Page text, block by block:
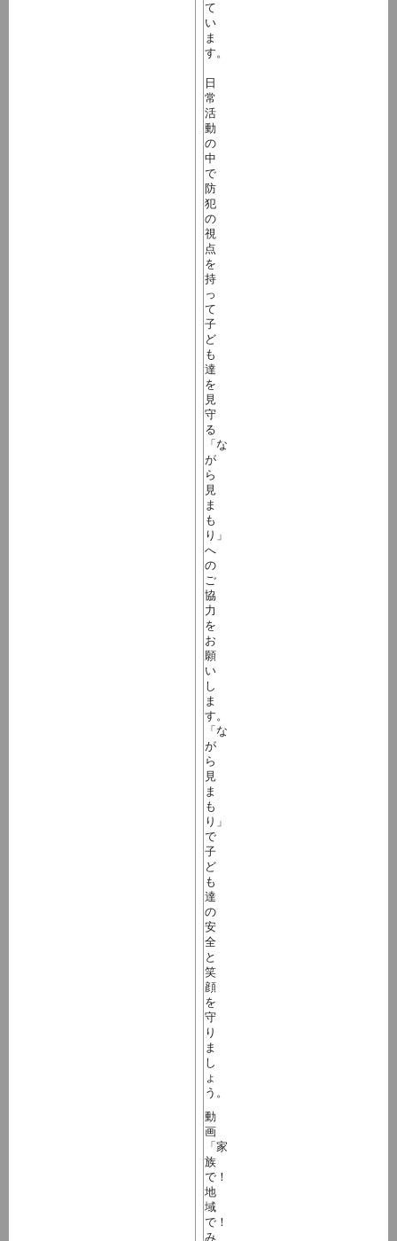
て
い
ま
す。
日
常
活
動
の
中
で
防
犯
の
視
点
を
持
っ
て
子
ど
も
達
を
見
守
る
「な
が
ら
見
ま
も
り」
へ
の
ご
協
力
を
お
願
い
し
ま
す。
「な
が
ら
見
ま
も
り」
で
子
ど
も
達
の
安
全
と
笑
顔
を
守
り
ま
し
ょ
う。
動
画
「家
族
で！
地
域
で！
み